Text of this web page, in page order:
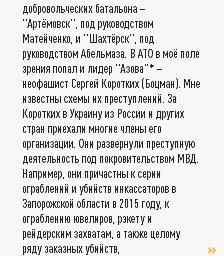
добровольческих батальона –
"Артёмовск", под руководством
Матейченко, и "Шахтёрск", под
руководством Абельмаза. В АТО в моё поле
зрения попал и лидер "Азова"* –
неофашист Сергей Коротких (Боцман). Мне
известны схемы их преступлений. За
Коротких в Украину из России и других
стран приехали многие члены его
организации. Они развернули преступную
деятельность под покровительством МВД.
Например, они причастны к серии
ограблений и убийств инкассаторов в
Запорожской области в 2015 году, к
ограблению ювелиров, рэкету и
рейдерским захватам, а также целому
ряду заказных убийств,